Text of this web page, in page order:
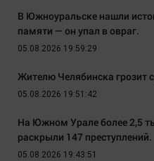
В Южноуральске нашли
памяти — он упал в овраг.
05.08.2026 19:59:29
Жителю Челябинска грозит
05.08.2026 19:51:42
На Южном Урале более 2,5
раскрыли 147 преступлений.
05.08.2026 19:43:51